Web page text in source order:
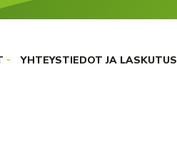
› YHTEYSTIEDOT JA LASKUTUS